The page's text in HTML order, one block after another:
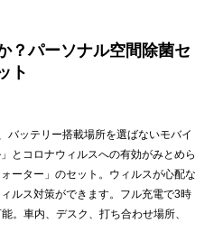
？パーソナル空間除菌セ
ト
バッテリー搭載場所を選ばないモバイ
とコロナウィルスへの有効がみとめら
ーター」のセット。ウィルスが心配な
ルス対策ができます。フル充電で3時
。車内、デスク、打ち合わせ場所、